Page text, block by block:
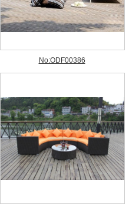
No:ODF00386